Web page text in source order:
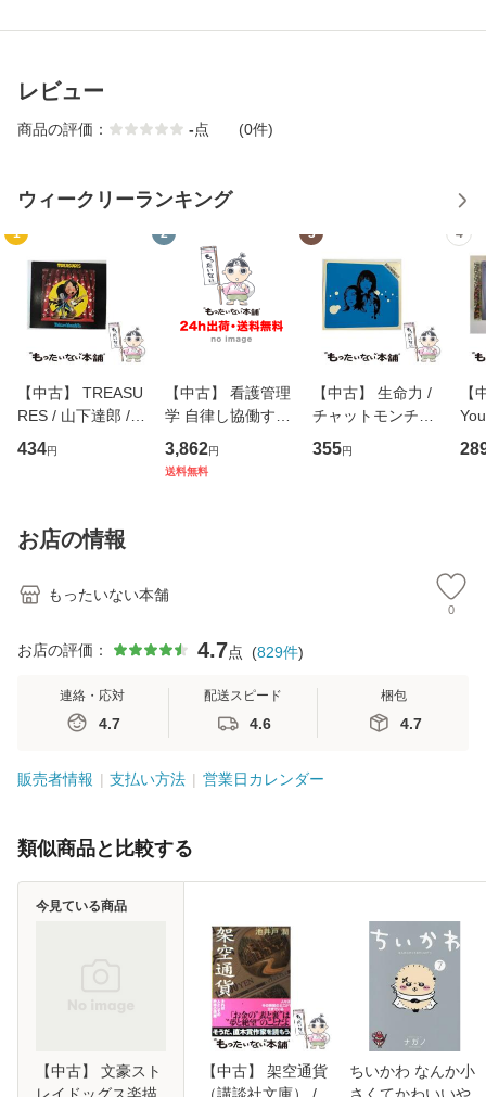
レビュー
商品の評価： -点 (0件)
ウィークリーランキング
1
【中古】 TREASU
RES / 山下達郎 /
イーストウエス
ト・ジャパン [CD]
434円
2
【中古】 看護管理
学 自律し協働する
専門職の看護マネ
ジメントスキル 改
3,862円
送料無料
3
【中古】 生命力 /
チャットモンチー /
キューンレコード
[CD]【メール便送
355円
4
【
のが
お店の情報
もったいない本舗
0
お店の評価： 4.7点 (829件)
連絡・応対
4.7
配送スピード
4.6
梱包
4.7
販売者情報 支払い方法 営業日カレンダー
類似商品と比較する
【中古】 文豪スト
今見ている商品
【中古】 架空通貨
ちいかわ なんか小